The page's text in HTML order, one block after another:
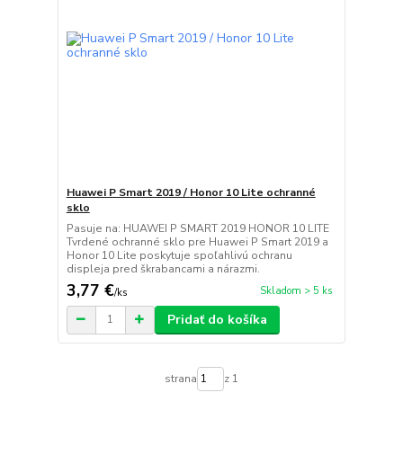
Huawei P Smart 2019 / Honor 10 Lite ochranné
sklo
Pasuje na: HUAWEI P SMART 2019 HONOR 10 LITE
Tvrdené ochranné sklo pre Huawei P Smart 2019 a
Honor 10 Lite poskytuje spoľahlivú ochranu
displeja pred škrabancami a nárazmi.
3,77 €/ks Skladom > 5 ks
Pridať do košíka
strana z 1